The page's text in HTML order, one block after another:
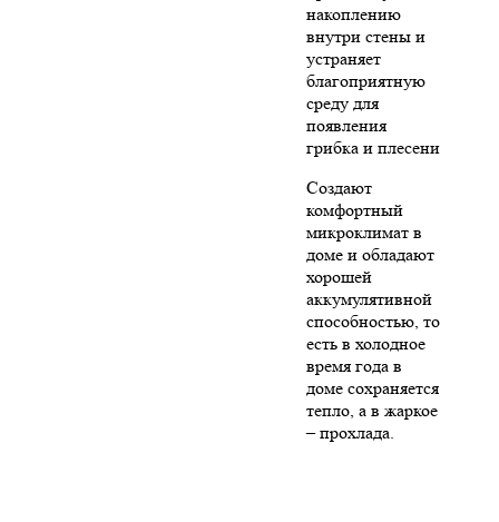
накоплению
внутри стены и
устраняет
благоприятную
среду для
появления
грибка и плесени
Создают
комфортный
микроклимат в
доме и обладают
хорошей
аккумулятивной
способностью, то
есть в холодное
время года в
доме сохраняется
тепло, а в жаркое
– прохлада.